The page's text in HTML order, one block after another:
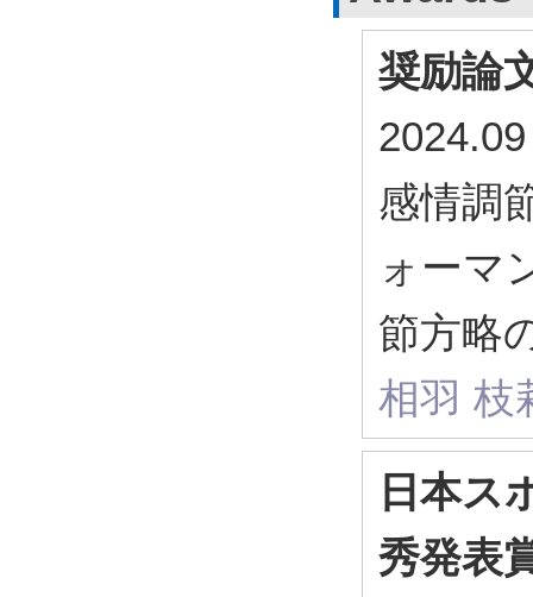
奨励論
感情調
ォーマ
節方略
相羽 枝
日本ス
秀発表